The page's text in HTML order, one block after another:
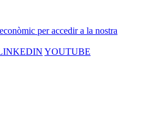
per accedir a la nostra
YOUTUBE